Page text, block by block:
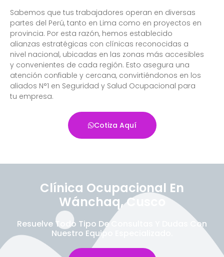
Sabemos que tus trabajadores operan en diversas
partes del Perú, tanto en Lima como en proyectos en
provincia. Por esta razón, hemos establecido
alianzas estratégicas con clínicas reconocidas a
nivel nacional, ubicadas en las zonas más accesibles
y convenientes de cada región. Esto asegura una
atención confiable y cercana, convirtiéndonos en los
aliados N°1 en Seguridad y Salud Ocupacional para
tu empresa.
Cotiza Aquí
Clínica Ocupacional En
Wánchaq, Cusco
Resuelve Todo Tipo De Consultas Y Dudas Con
Nuestro Equipo Especializado.